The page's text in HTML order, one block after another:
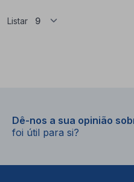
Listar
Dê-nos a sua opinião
foi útil para si?